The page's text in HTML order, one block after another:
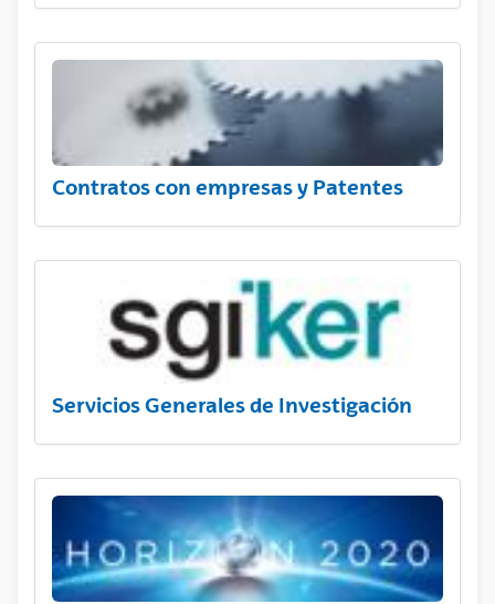
Contratos con empresas y Patentes
Servicios Generales de Investigación